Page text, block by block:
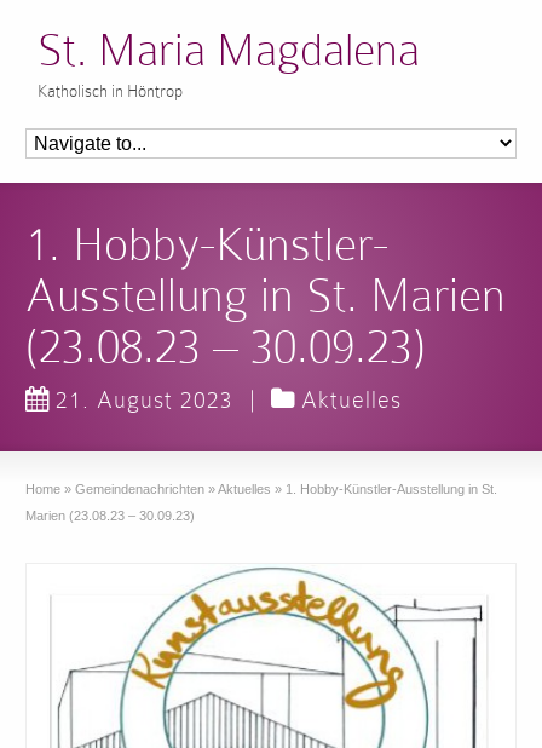
St. Maria Magdalena
Katholisch in Höntrop
1. Hobby-Künstler-
Ausstellung in St. Marien
(23.08.23 – 30.09.23)
21. August 2023 | Aktuelles
Home » Gemeindenachrichten »Aktuelles » 1. Hobby-Künstler-Ausstellung in St.
Marien (23.08.23 – 30.09.23)